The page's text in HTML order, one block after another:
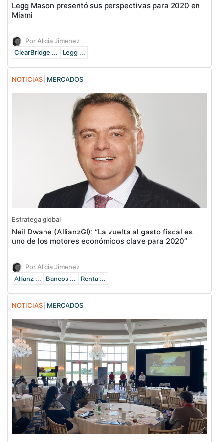
Legg Mason presentó sus perspectivas para 2020 en
Miami
Por Alicia Jimenez
ClearBridge ...
Legg ...
NOTICIAS MERCADOS
Estratega global
Neil Dwane (AllianzGI): “La vuelta al gasto fiscal es
uno de los motores económicos clave para 2020”
Por Alicia Jimenez
Allianz ...
Bancos ... Renta ...
NOTICIAS MERCADOS